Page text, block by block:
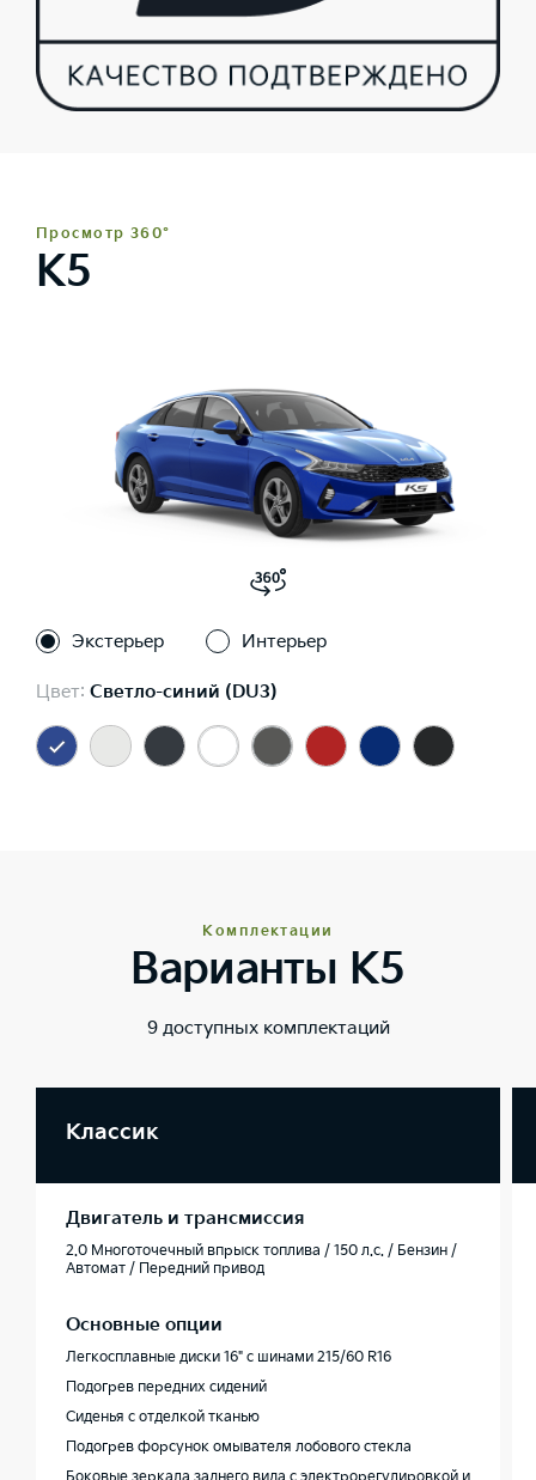
Просмотр 360°
K5
Экстерьер Интерьер
Цвет: Светло-синий (DU3)
Комплектации
Варианты K5
9 доступных комплектаций
Классик
Двигатель и трансмиссия
2.0 Многоточечный впрыск топлива / 150 л.с. / Бензин /
Автомат / Передний привод
Основные опции
Легкосплавные диски 16" с шинами 215/60 R16
Подогрев передних сидений
Сиденья с отделкой тканью
Подогрев форсунок омывателя лобового стекла